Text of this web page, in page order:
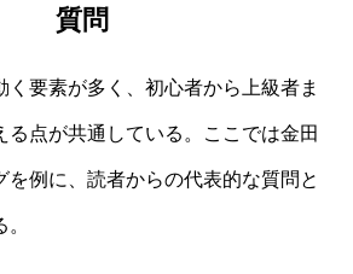
質問
く要素が多く、初心者から上級者ま
る点が共通している。ここでは金田
を例に、読者からの代表的な質問と